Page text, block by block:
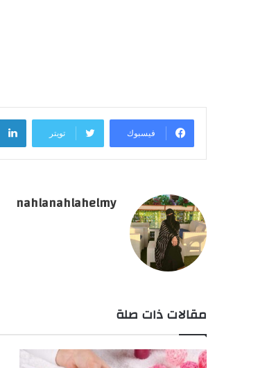
فيسبوك تويتر
nahlanahlahelmy
مقالات ذات صلة